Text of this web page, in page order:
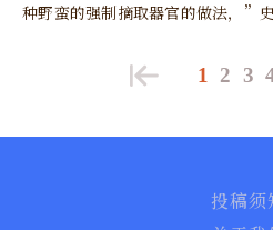
种野蛮的强制摘取器官的做法，”史
1 2 3
投稿须